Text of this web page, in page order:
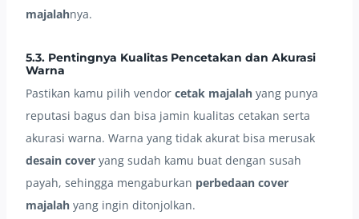
majalahnya.
5.3. Pentingnya Kualitas Pencetakan dan Akurasi
Warna
Pastikan kamu pilih vendor cetak majalah yang punya
reputasi bagus dan bisa jamin kualitas cetakan serta
akurasi warna. Warna yang tidak akurat bisa merusak
desain cover yang sudah kamu buat dengan susah
payah, sehingga mengaburkan perbedaan cover
majalah yang ingin ditonjolkan.